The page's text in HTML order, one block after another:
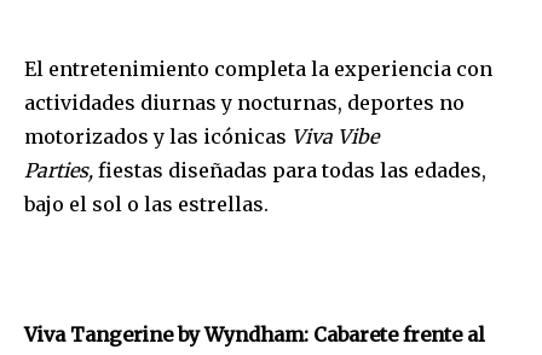
El entretenimiento completa la experiencia con
actividades diurnas y nocturnas, deportes no
motorizados y las icónicas Viva Vibe
Parties, fiestas diseñadas para todas las edades,
bajo el sol o las estrellas.
Viva Tangerine by Wyndham: Cabarete frente al